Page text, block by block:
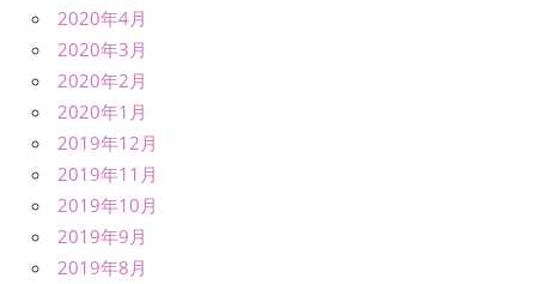
2020年4月
2020年3月
2020年2月
2020年1月
2019年12月
2019年11月
2019年10月
2019年9月
2019年8月